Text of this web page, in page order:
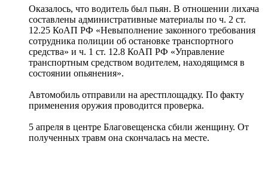
Оказалось, что водитель был пьян. В отношении лихача
составлены административные материалы по ч. 2 ст.
12.25 КоАП РФ «Невыполнение законного требования
сотрудника полиции об остановке транспортного
средства» и ч. 1 ст. 12.8 КоАП РФ «Управление
транспортным средством водителем, находящимся в
состоянии опьянения».
Автомобиль отправили на арестплощадку. По факту
применения оружия проводится проверка.
5 апреля в центре Благовещенска сбили женщину. От
полученных травм она скончалась на месте.